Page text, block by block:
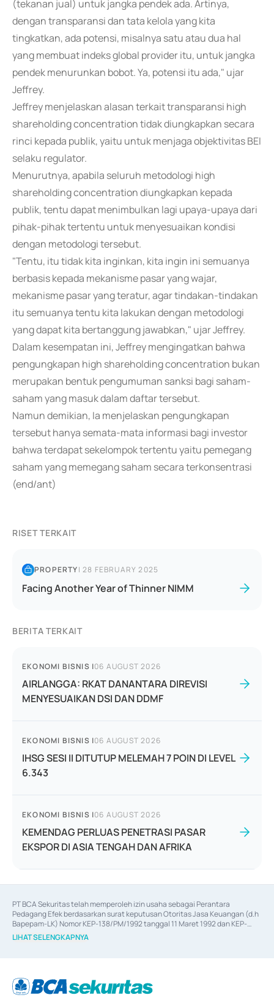
(tekanan jual) untuk jangka pendek ada. Artinya,
dengan transparansi dan tata kelola yang kita
tingkatkan, ada potensi, misalnya satu atau dua hal
yang membuat indeks global provider itu, untuk jangka
pendek menurunkan bobot. Ya, potensi itu ada," ujar
Jeffrey.
Jeffrey menjelaskan alasan terkait transparansi high
shareholding concentration tidak diungkapkan secara
rinci kepada publik, yaitu untuk menjaga objektivitas BEI
selaku regulator.
Menurutnya, apabila seluruh metodologi high
shareholding concentration diungkapkan kepada
publik, tentu dapat menimbulkan lagi upaya-upaya dari
pihak-pihak tertentu untuk menyesuaikan kondisi
dengan metodologi tersebut.
"Tentu, itu tidak kita inginkan, kita ingin ini semuanya
berbasis kepada mekanisme pasar yang wajar,
mekanisme pasar yang teratur, agar tindakan-tindakan
itu semuanya tentu kita lakukan dengan metodologi
yang dapat kita bertanggung jawabkan," ujar Jeffrey.
Dalam kesempatan ini, Jeffrey mengingatkan bahwa
pengungkapan high shareholding concentration bukan
merupakan bentuk pengumuman sanksi bagi saham-
saham yang masuk dalam daftar tersebut.
Namun demikian, Ia menjelaskan pengungkapan
tersebut hanya semata-mata informasi bagi investor
bahwa terdapat sekelompok tertentu yaitu pemegang
saham yang memegang saham secara terkonsentrasi
(end/ant)
RISET TERKAIT
PROPERTY|28 FEBRUARY 2025
Facing Another Year of Thinner NIMM
BERITA TERKAIT
EKONOMI BISNIS |06 AUGUST 2026
AIRLANGGA: RKAT DANANTARA DIREVISI
MENYESUAIKAN DSI DAN DDMF
EKONOMI BISNIS |06 AUGUST 2026
IHSG SESI II DITUTUP MELEMAH 7 POIN DI LEVEL
6.343
EKONOMI BISNIS |06 AUGUST 2026
KEMENDAG PERLUAS PENETRASI PASAR
EKSPOR DI ASIA TENGAH DAN AFRIKA
PT BCA Sekuritas telah memperoleh izin usaha sebagai Perantara
Pedagang Efek berdasarkan surat keputusan Otoritas Jasa Keuangan (d.h
Bapepam-LK) Nomor KEP-138/PM/1992 tanggal 11 Maret 1992 dan KEP-
06/D.04/2014 tanggal 28 Februari 2014, izin usaha sebagai Penjamin Emisi
Efek berdasarkan surat keputusan Otoritas Jasa Keuangan Nomor KEP-
berdasarkan surat keputusan Otoritas Jasa Keuangan Nomor S-
67/PM.21/2017 tanggal 3 Februari 2017, dan beberapa izin usaha lainnya
LIHAT SELENGKAPNYA